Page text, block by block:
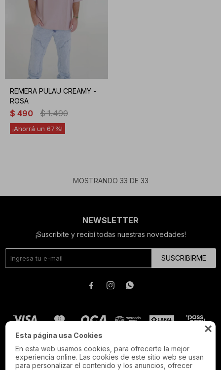

Esta página usa Cookies
En esta web usamos cookies, para ofrecerte la mejor
experiencia online. Las cookies de este sitio web se usan
para personalizar el contenido y los anuncios, ofrecer
REMERA PULAU CREAMY -
ROSA
$ 490 $ 1.490
67
MOSTRANDO 33 DE 33
NEWSLETTER
¡Suscribite y recibí todas nuestras novedades!
SUSCRIBIRME
  